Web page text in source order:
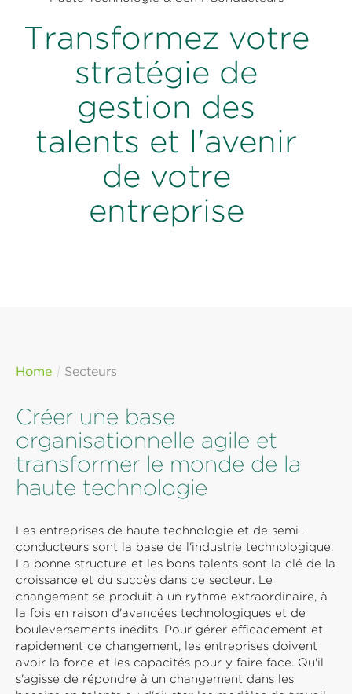
Transformez votre
stratégie de
gestion des
talents et l'avenir
de votre
entreprise
Home Secteurs
Créer une base
organisationnelle agile et
transformer le monde de la
haute technologie
Les entreprises de haute technologie et de semi-
conducteurs sont la base de l'industrie technologique.
La bonne structure et les bons talents sont la clé de la
croissance et du succès dans ce secteur. Le
changement se produit à un rythme extraordinaire, à
la fois en raison d'avancées technologiques et de
bouleversements inédits. Pour gérer efficacement et
rapidement ce changement, les entreprises doivent
avoir la force et les capacités pour y faire face. Qu'il
s'agisse de répondre à un changement dans les